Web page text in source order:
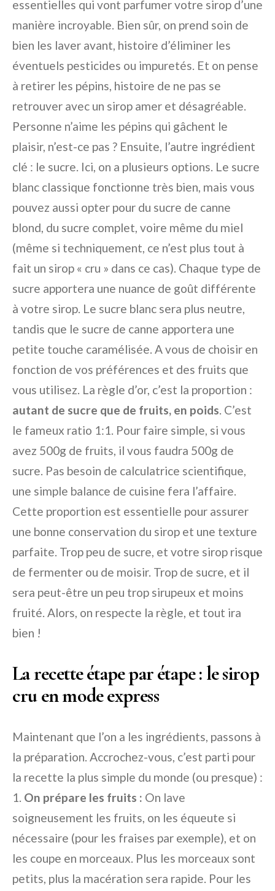
essentielles qui vont parfumer votre sirop d’une
manière incroyable. Bien sûr, on prend soin de
bien les laver avant, histoire d’éliminer les
éventuels pesticides ou impuretés. Et on pense
à retirer les pépins, histoire de ne pas se
retrouver avec un sirop amer et désagréable.
Personne n’aime les pépins qui gâchent le
plaisir, n’est-ce pas ? Ensuite, l’autre ingrédient
clé : le sucre. Ici, on a plusieurs options. Le sucre
blanc classique fonctionne très bien, mais vous
pouvez aussi opter pour du sucre de canne
blond, du sucre complet, voire même du miel
(même si techniquement, ce n’est plus tout à
fait un sirop « cru » dans ce cas). Chaque type de
sucre apportera une nuance de goût différente
à votre sirop. Le sucre blanc sera plus neutre,
tandis que le sucre de canne apportera une
petite touche caramélisée. A vous de choisir en
fonction de vos préférences et des fruits que
vous utilisez. La règle d’or, c’est la proportion :
autant de sucre que de fruits, en poids. C’est
le fameux ratio 1:1. Pour faire simple, si vous
avez 500g de fruits, il vous faudra 500g de
sucre. Pas besoin de calculatrice scientifique,
une simple balance de cuisine fera l’affaire.
Cette proportion est essentielle pour assurer
une bonne conservation du sirop et une texture
parfaite. Trop peu de sucre, et votre sirop risque
de fermenter ou de moisir. Trop de sucre, et il
sera peut-être un peu trop sirupeux et moins
fruité. Alors, on respecte la règle, et tout ira
bien !
La recette étape par étape : le sirop
cru en mode express
Maintenant que l’on a les ingrédients, passons à
la préparation. Accrochez-vous, c’est parti pour
la recette la plus simple du monde (ou presque) :
1. On prépare les fruits : On lave
soigneusement les fruits, on les équeute si
nécessaire (pour les fraises par exemple), et on
les coupe en morceaux. Plus les morceaux sont
petits, plus la macération sera rapide. Pour les